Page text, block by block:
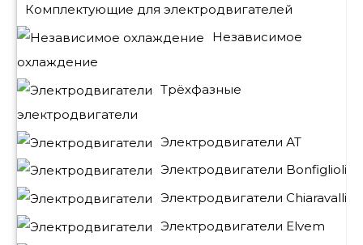
Комплектующие для электродвигателей
Независимое
охлаждение
Трёхфазные
электродвигатели
Электродвигатели АТ
Электродвигатели Bonfiglioli
Электродвигатели Chiaravalli
Электродвигатели Elvem